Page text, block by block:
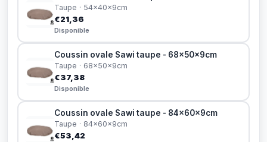
Taupe · 54x40x9cm
€21,36
Disponible
Coussin ovale Sawi taupe - 68x50x9cm
Taupe · 68x50x9cm
€37,38
Disponible
Coussin ovale Sawi taupe - 84x60x9cm
Taupe · 84x60x9cm
€53,42